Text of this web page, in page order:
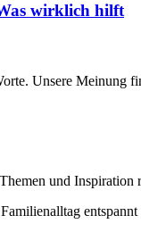
wirklich hilft
Unsere Meinung
und